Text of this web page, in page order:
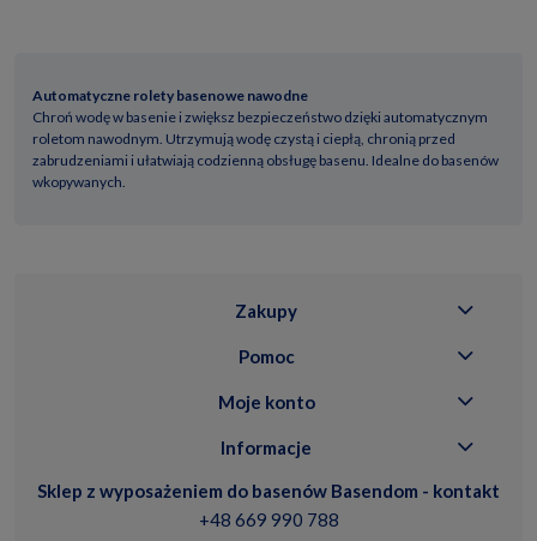
Automatyczne rolety basenowe nawodne
Chroń wodę w basenie i zwiększ bezpieczeństwo dzięki automatycznym
roletom nawodnym. Utrzymują wodę czystą i ciepłą, chronią przed
zabrudzeniami i ułatwiają codzienną obsługę basenu. Idealne do basenów
wkopywanych.
Zakupy
Pomoc
Moje konto
Informacje
Sklep z wyposażeniem do basenów Basendom - kontakt
+48 669 990 788